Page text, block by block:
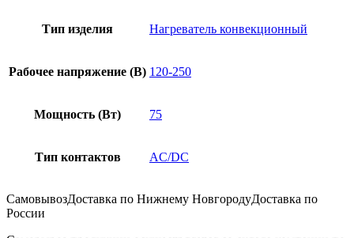
Тип изделия Нагреватель конвекционный
Рабочее напряжение (В) 120-250
Мощность (Вт) 75
Тип контактов AC/DC
СамовывозДоставка по Нижнему НовгородуДоставка по
России